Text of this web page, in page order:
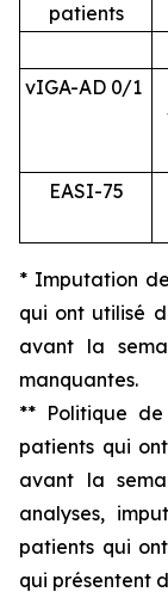
patients
vIGA-AD 0/1
EASI-75
* Imputation
qui ont utilisé
avant la
manquantes.
** Politique
patients qui
avant la
analyses,
patients qui
qui présentent